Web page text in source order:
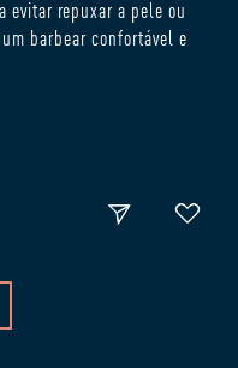
evitar repuxar a pele ou
barbear confortável e